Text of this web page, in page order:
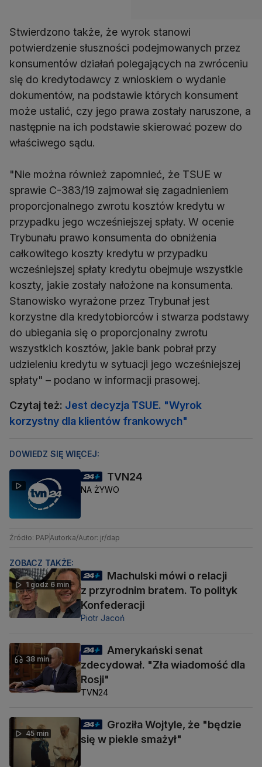
Stwierdzono także, że wyrok stanowi
potwierdzenie słuszności podejmowanych przez
konsumentów działań polegających na zwróceniu
się do kredytodawcy z wnioskiem o wydanie
dokumentów, na podstawie których konsument
może ustalić, czy jego prawa zostały naruszone, a
następnie na ich podstawie skierować pozew do
właściwego sądu.
"Nie można również zapomnieć, że TSUE w
sprawie C-383/19 zajmował się zagadnieniem
proporcjonalnego zwrotu kosztów kredytu w
przypadku jego wcześniejszej spłaty. W ocenie
Trybunału prawo konsumenta do obniżenia
całkowitego koszty kredytu w przypadku
wcześniejszej spłaty kredytu obejmuje wszystkie
koszty, jakie zostały nałożone na konsumenta.
Stanowisko wyrażone przez Trybunał jest
korzystne dla kredytobiorców i stwarza podstawy
do ubiegania się o proporcjonalny zwrotu
wszystkich kosztów, jakie bank pobrał przy
udzieleniu kredytu w sytuacji jego wcześniejszej
spłaty" – podano w informacji prasowej.
Czytaj też: Jest decyzja TSUE. "Wyrok
korzystny dla klientów frankowych"
DOWIEDZ SIĘ WIĘCEJ:
TVN24
NA ŻYWO
Źródło: PAPAutorka/Autor: jr/dap
ZOBACZ TAKŻE:
1 godz 6 min
Machulski mówi o relacji
z przyrodnim bratem. To polityk
Konfederacji
Piotr Jacoń
38 min
Amerykański senat
zdecydował. "Zła wiadomość dla
Rosji"
TVN24
45 min
Groziła Wojtyle, że "będzie
się w piekle smażył"